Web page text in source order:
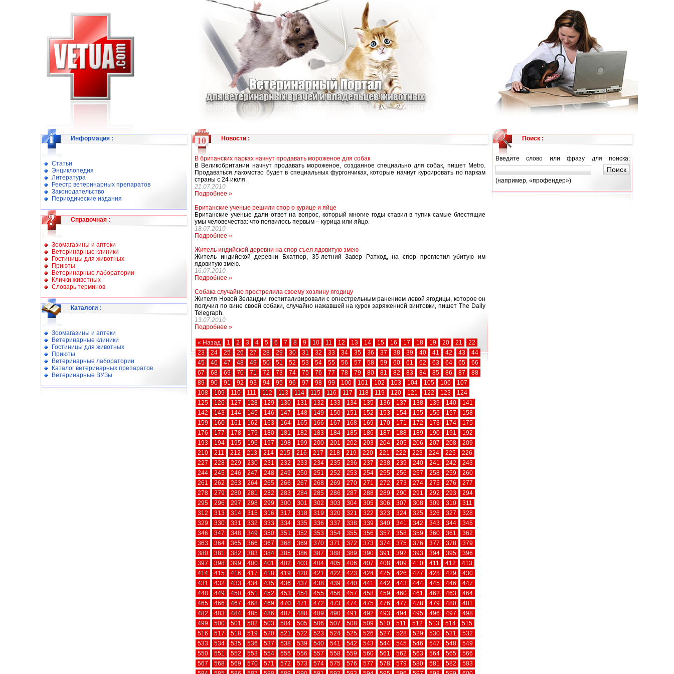
Информация :
Статьи
Энциклопедия
Литература
Реестр ветеринарных препаратов
Законодательство
Периодические издания
Справочная :
Зоомагазины и аптеки
Ветеринарные клиники
Гостиницы для животных
Приюты
Ветеринарные лаборатории
Клички животных
Словарь терминов
Каталоги :
Зоомагазины и аптеки
Ветеринарные клиники
Гостиницы для животных
Приюты
Ветеринарные лаборатории
Каталог ветеринарных препаратов
Ветеринарные ВУЗы
Новости :
В британских парках начнут продавать мороженое для собак
В Великобритании начнут продавать мороженое, созданное специально для собак, пишет Metro.
Продаваться лакомство будет в специальных фургончиках, которые начнут курсировать по паркам
страны с 24 июля.
21.07.2010
Подробнее »
Британские ученые решили спор о курице и яйце
Британские ученые дали ответ на вопрос, который многие годы ставил в тупик самые блестящие
умы человечества: что появилось первым – курица или яйцо.
18.07.2010
Подробнее »
Житель индийской деревни на спор съел ядовитую змею
Житель индийской деревни Бхатпор, 35-летний Завер Ратход, на спор проглотил убитую им
ядовитую змею.
16.07.2010
Подробнее »
Собака случайно прострелила своему хозяину ягодицу
Жителя Новой Зеландии госпитализировали с огнестрельным ранением левой ягодицы, которое он
получил по вине своей собаки, случайно нажавшей на курок заряженной винтовки, пишет The Daily
Telegraph.
13.07.2010
Подробнее »
« Назад 1 2 3 4 5 6 7 8 9 10 11 12 13 14 15 16 17 18 19 20 21
22
23
24 25 26 27 28 29 30 31 32 33 34 35 36 37 38 39 40 41 42 43
44
45
46 47 48 49 50 51 52 53 54 55 56 57 58 59 60 61 62 63 64 65
66
67
68 69 70 71 72 73 74 75 76 77 78 79 80 81 82 83 84 85 86 87
88
89
90 91 92 93 94 95 96 97 98 99 100 101 102 103 104 105 106
107
108
109 110 111 112 113 114 115 116 117 118 119 120 121 122 123
124
125
126 127 128 129 130 131 132 133 134 135 136 137 138 139 140
141
142
143 144 145 146 147 148 149 150 151 152 153 154 155 156 157
158
159
160 161 162 163 164 165 166 167 168 169 170 171 172 173 174
175
176
177 178 179 180 181 182 183 184 185 186 187 188 189 190 191
192
193
194 195 196 197 198 199 200 201 202 203 204 205 206 207 208
209
210
211 212 213 214 215 216 217 218 219 220 221 222 223 224 225
226
227
228 229 230 231 232 233 234 235 236 237 238 239 240 241 242
243
244
245 246 247 248 249 250 251 252 253 254 255 256 257 258 259
260
261
262 263 264 265 266 267 268 269 270 271 272 273 274 275 276
277
278
279 280 281 282 283 284 285 286 287 288 289 290 291 292 293
294
295
296 297 298 299 300 301 302 303 304 305 306 307 308 309 310
311
312
313 314 315 316 317 318 319 320 321 322 323 324 325 326 327
328
329
330 331 332 333 334 335 336 337 338 339 340 341 342 343 344
345
346
347 348 349 350 351 352 353 354 355 356 357 358 359 360 361
362
363
364 365 366 367 368 369 370 371 372 373 374 375 376 377 378
379
380
381 382 383 384 385 386 387 388 389 390 391 392 393 394 395
396
397
398 399 400 401 402 403 404 405 406 407 408 409 410 411 412
413
414
415 416 417 418 419 420 421 422 423 424 425 426 427 428 429
430
431
432 433 434 435 436 437 438 439 440 441 442 443 444 445 446
447
448
449 450 451 452 453 454 455 456 457 458 459 460 461 462 463
464
465
466 467 468 469 470 471 472 473 474 475 476 477 478 479 480
481
482
483 484 485 486 487 488 489 490 491 492 493 494 495 496 497
498
499
500 501 502 503 504 505 506 507 508 509 510 511 512 513 514
515
516
517 518 519 520 521 522 523 524 525 526 527 528 529 530 531
532
533
534 535 536 537 538 539 540 541 542 543 544 545 546 547 548
549
550
551 552 553 554 555 556 557 558 559 560 561 562 563 564 565
566
567
568 569 570 571 572 573 574 575 576 577 578 579 580 581 582
583
Поиск :
Введите слово или фразу для поиска:
(например, «профендер»)